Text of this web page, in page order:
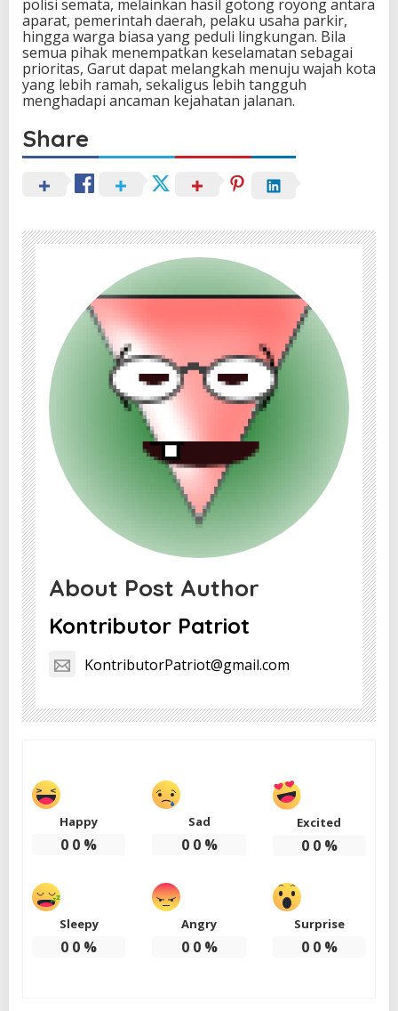
polisi semata, melainkan hasil gotong royong antara
aparat, pemerintah daerah, pelaku usaha parkir,
hingga warga biasa yang peduli lingkungan. Bila
semua pihak menempatkan keselamatan sebagai
prioritas, Garut dapat melangkah menuju wajah kota
yang lebih ramah, sekaligus lebih tangguh
menghadapi ancaman kejahatan jalanan.
Share
About Post Author
Kontributor Patriot
KontributorPatriot@gmail.com
Happy
0 0 %
Sad
0 0%
Excited
0 0%
Sleepy
0 0 %
Angry
0 0%
Surprise
0 0%